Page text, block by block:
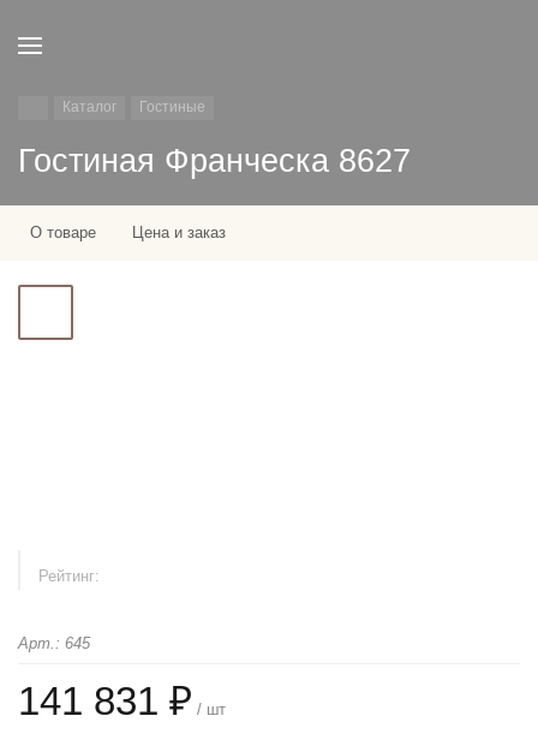
Каталог Гостиные
Гостиная Франческа 8627
О товаре Цена и заказ
Рейтинг:
Арт.: 645
141 831 ₽ / шт